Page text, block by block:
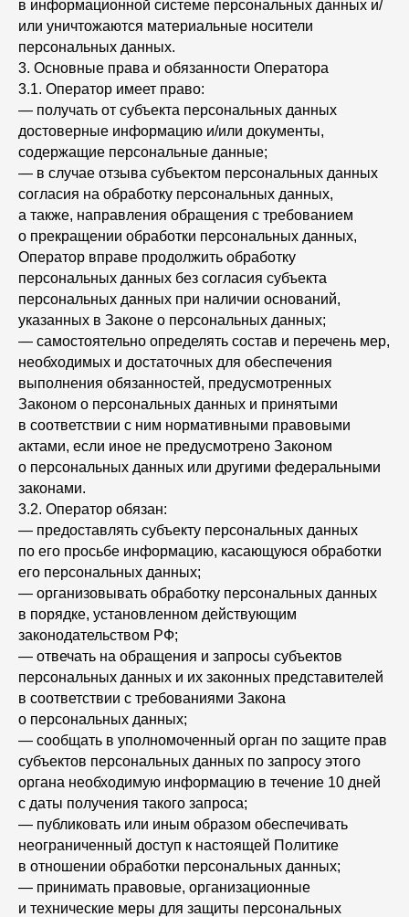
в информационной системе персональных данных и/
или уничтожаются материальные носители
персональных данных.
3. Основные права и обязанности Оператора
3.1. Оператор имеет право:
— получать от субъекта персональных данных
достоверные информацию и/или документы,
содержащие персональные данные;
— в случае отзыва субъектом персональных данных
согласия на обработку персональных данных,
а также, направления обращения с требованием
о прекращении обработки персональных данных,
Оператор вправе продолжить обработку
персональных данных без согласия субъекта
персональных данных при наличии оснований,
указанных в Законе о персональных данных;
— самостоятельно определять состав и перечень мер,
необходимых и достаточных для обеспечения
выполнения обязанностей, предусмотренных
Законом о персональных данных и принятыми
в соответствии с ним нормативными правовыми
актами, если иное не предусмотрено Законом
о персональных данных или другими федеральными
законами.
3.2. Оператор обязан:
— предоставлять субъекту персональных данных
по его просьбе информацию, касающуюся обработки
его персональных данных;
— организовывать обработку персональных данных
в порядке, установленном действующим
законодательством РФ;
— отвечать на обращения и запросы субъектов
персональных данных и их законных представителей
в соответствии с требованиями Закона
о персональных данных;
— сообщать в уполномоченный орган по защите прав
субъектов персональных данных по запросу этого
органа необходимую информацию в течение 10 дней
с даты получения такого запроса;
— публиковать или иным образом обеспечивать
неограниченный доступ к настоящей Политике
в отношении обработки персональных данных;
— принимать правовые, организационные
и технические меры для защиты персональных